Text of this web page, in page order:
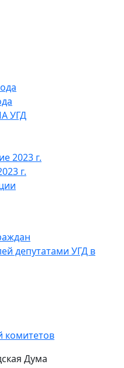
УГД
2023 г.
г.
депутатами УГД в
комитетов
Дума